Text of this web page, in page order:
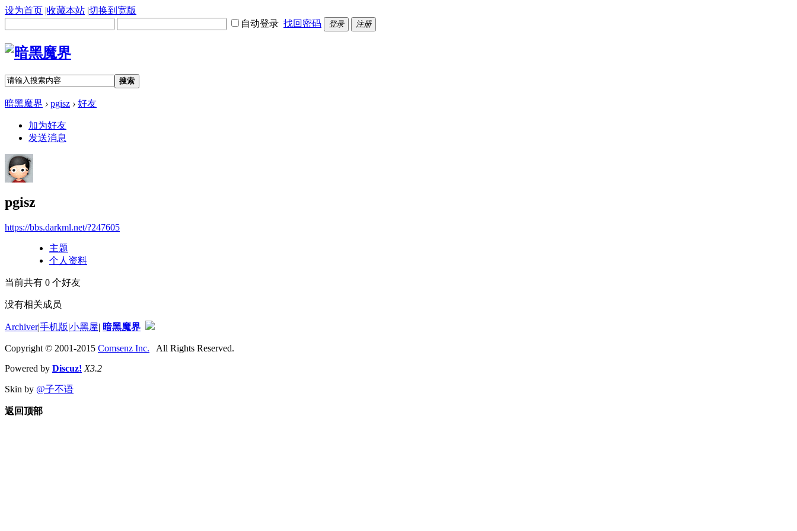
设为首页 |收藏本站 |切换到宽版
自动登录 找回密码 登录 注册
搜索
暗黑魔界 › pgisz › 好友
加为好友
发送消息
pgisz
https://bbs.darkml.net/?247605
主题
个人资料
当前共有 0 个好友
没有相关成员
Archiver|手机版|小黑屋| 暗黑魔界
Copyright © 2001-2015 Comsenz Inc. All Rights Reserved.
Powered by Discuz! X3.2
Skin by @子不语
返回顶部